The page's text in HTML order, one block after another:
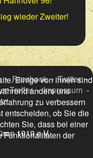
wieder Zweiter!
-Facebook-Twitter-
Treffer-Impressum -
1919 e.V.
Einige von ihnen sind
andere uns
zu verbessern
entscheiden, ob Sie die
Sie, dass bei einer
Funktionalitäten der